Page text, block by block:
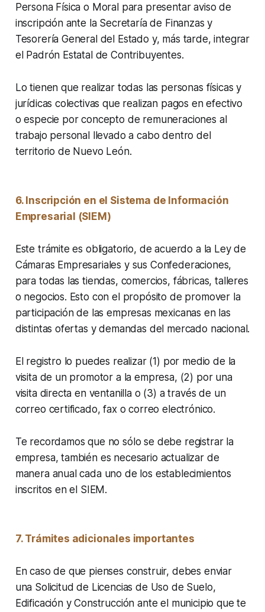
Persona Física o Moral para presentar aviso de
inscripción ante la Secretaría de Finanzas y
Tesorería General del Estado y, más tarde, integrar
el Padrón Estatal de Contribuyentes.
Lo tienen que realizar todas las personas físicas y
jurídicas colectivas que realizan pagos en efectivo
o especie por concepto de remuneraciones al
trabajo personal llevado a cabo dentro del
territorio de Nuevo León.
6. Inscripción en el Sistema de Información
Empresarial (SIEM)
Este trámite es obligatorio, de acuerdo a la Ley de
Cámaras Empresariales y sus Confederaciones,
para todas las tiendas, comercios, fábricas, talleres
o negocios. Esto con el propósito de promover la
participación de las empresas mexicanas en las
distintas ofertas y demandas del mercado nacional.
El registro lo puedes realizar (1) por medio de la
visita de un promotor a la empresa, (2) por una
visita directa en ventanilla o (3) a través de un
correo certificado, fax o correo electrónico.
Te recordamos que no sólo se debe registrar la
empresa, también es necesario actualizar de
manera anual cada uno de los establecimientos
inscritos en el SIEM.
7. Trámites adicionales importantes
En caso de que pienses construir, debes enviar
una Solicitud de Licencias de Uso de Suelo,
Edificación y Construcción ante el municipio que te